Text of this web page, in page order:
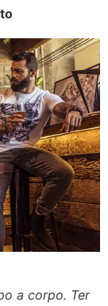
a corpo. Ter